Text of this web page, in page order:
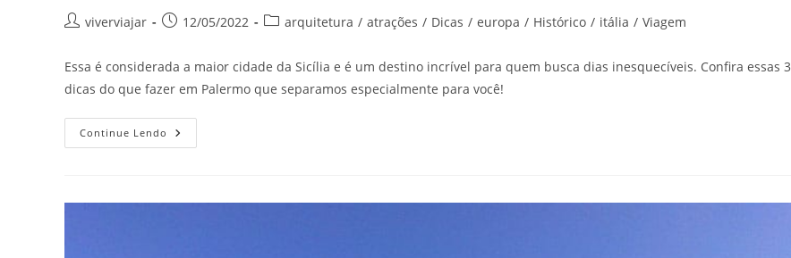
Autor
post:
viverviajar
Post12/05/2022
Categoria
post:
arquitetura / atrações / Dicas / europa / Histórico / itália / Viagem
Essa é considerada a maior cidade da Sicília e é um destino incrível para quem busca dias inesquecíveis. Confira essas 3
dicas do que fazer em Palermo que separamos especialmente para você!
Continue Lendo
Dicas
Palermo